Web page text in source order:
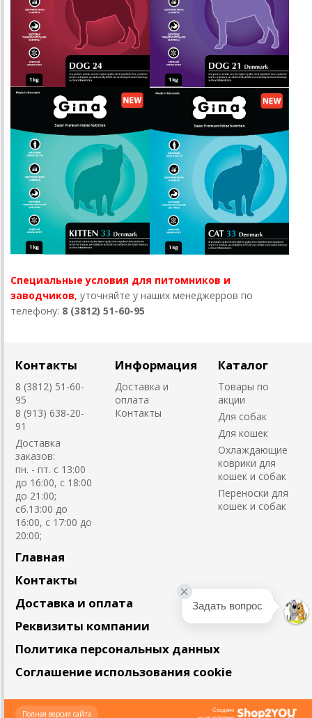
Специальные условия для питомников и
заводчиков, уточняйте у наших менеджерров по
телефону: 8 (3812) 51-60-95
Контакты
8 (3812) 51-60-
95
8 (913) 638-20-
91
Доставка
заказов:
пн. - пт. с 13:00
до 16:00, с 18:00
до 21:00;
сб.13:00 до
16:00, с 17:00 до
20:00;
Информация
Доставка и
оплата
Контакты
Каталог
Товары по
акции
Для собак
Для кошек
Охлаждающие
коврики для
кошек и собак
Переноски для
кошек и собак
Главная
Контакты
Доставка и оплата
Реквизиты компании
Политика персональных данных
Соглашение использования cookie
Создано
Полная версия сайта
Задать вопрос